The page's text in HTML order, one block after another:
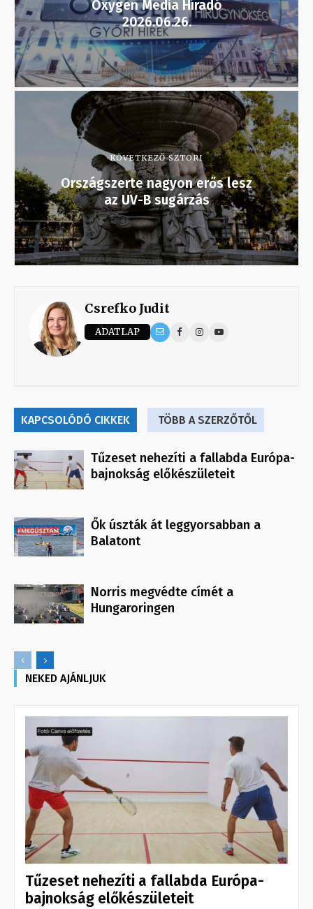
Oxygen Media Híradó
2026.06.26.
KÖVETKEZŐ SZTORI
Országszerte nagyon erős lesz
az UV-B sugárzás
Csrefko Judit
ADATLAP
KAPCSOLÓDÓ CIKKEK TÖBB A SZERZŐTŐL
Tűzeset nehezíti a fallabda Európa-
bajnokság előkészületeit
Ők úszták át leggyorsabban a
Balatont
Norris megvédte címét a
Hungaroringen
NEKED AJÁNLJUK
Tűzeset nehezíti a fallabda Európa-
bajnokság előkészületeit